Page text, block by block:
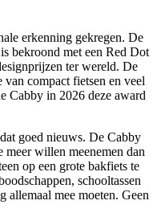
erkenning gekregen. De
bekroond met een Red Dot
ter wereld. De
compact fietsen en veel
Cabby in 2026 deze award
goed nieuws. De Cabby
willen meenemen dan
op een grote bakfiets te
schooltassen
allemaal mee moeten. Geen